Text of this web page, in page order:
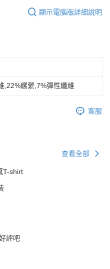
顯示電腦版詳細說明
,22%縲縈,7%彈性纖維
客服
查看全部
T-shirt
評吧